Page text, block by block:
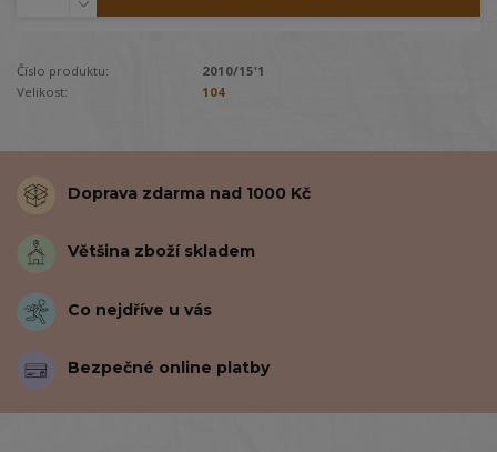
Číslo produktu:
2010/15'1
Velikost:
104
Doprava zdarma nad 1000 Kč
Většina zboží skladem
Co nejdříve u vás
Bezpečné online platby